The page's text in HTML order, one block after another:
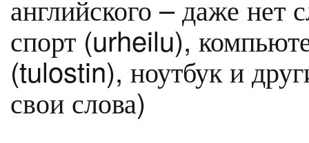
английского – даже нет
спорт (urheilu),
(tulostin), ноутбук и
свои слова)